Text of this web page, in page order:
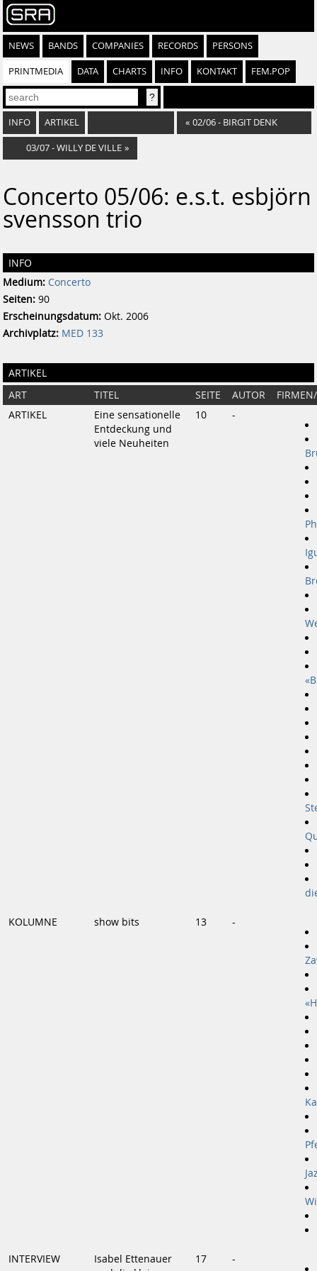
NEWS BANDS COMPANIES RECORDS PERSONS
PRINTMEDIA DATA CHARTS INFO KONTAKT FEM.POP
INFO ARTIKEL « 02/06 - BIRGIT DENK
03/07 - WILLY DE VILLE »
Concerto 05/06: e.s.t. esbjörn
svensson trio
INFO
Medium: Concerto
Seiten: 90
Erscheinungsdatum: Okt. 2006
Archivplatz: MED 133
ARTIKEL
ART TITEL SEITE AUTOR
ARTIKEL
Eine sensationelle
Entdeckung und
viele Neuheiten
10 -
KOLUMNE show bits 13 -
INTERVIEW
Isabel Ettenauer
17 -